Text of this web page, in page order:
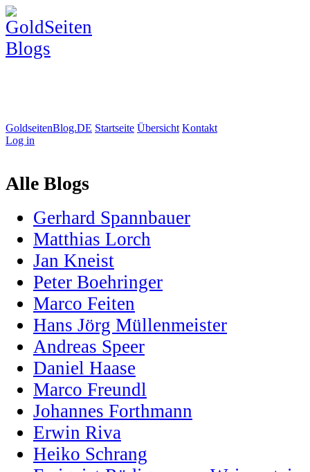
GoldseitenBlog.DE Startseite Übersicht Kontakt
Log in
Alle Blogs
Gerhard Spannbauer
Matthias Lorch
Jan Kneist
Peter Boehringer
Marco Feiten
Hans Jörg Müllenmeister
Andreas Speer
Daniel Haase
Marco Freundl
Johannes Forthmann
Erwin Riva
Heiko Schrang